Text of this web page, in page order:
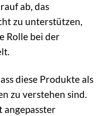
ab, das
zu unterstützen,
Rolle bei der
diese Produkte als
zu verstehen sind.
angepasster